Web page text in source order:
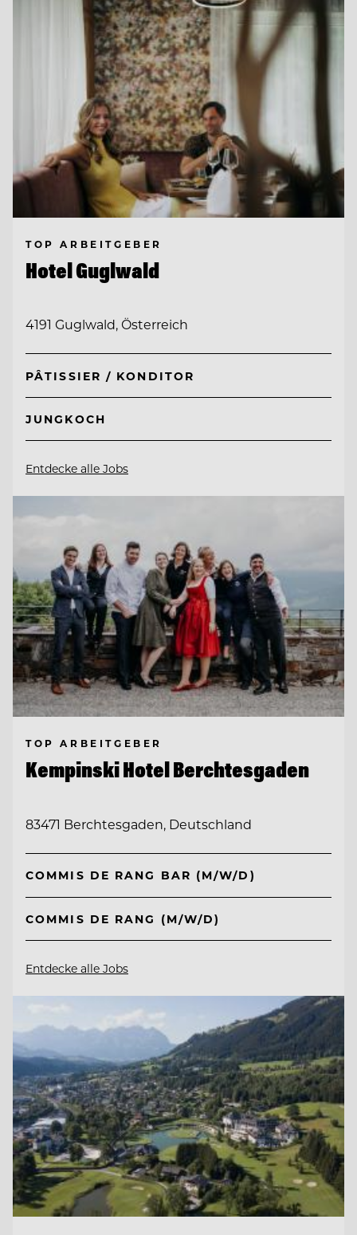
TOP ARBEITGEBER
Hotel Guglwald
4191 Guglwald, Österreich
PÂTISSIER / KONDITOR
JUNGKOCH
Entdecke alle Jobs
TOP ARBEITGEBER
Kempinski Hotel Berchtesgaden
83471 Berchtesgaden, Deutschland
COMMIS DE RANG BAR (M/W/D)
COMMIS DE RANG (M/W/D)
Entdecke alle Jobs